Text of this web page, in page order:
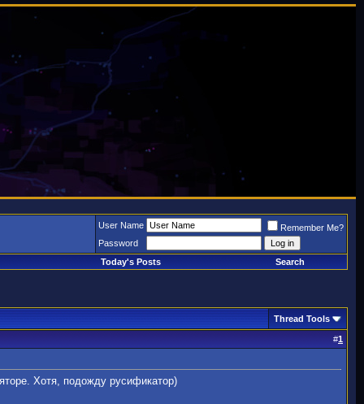
User Name
Remember Me?
Password
Today's Posts
Search
Thread Tools
#1
Хотя, подожду русификатор)